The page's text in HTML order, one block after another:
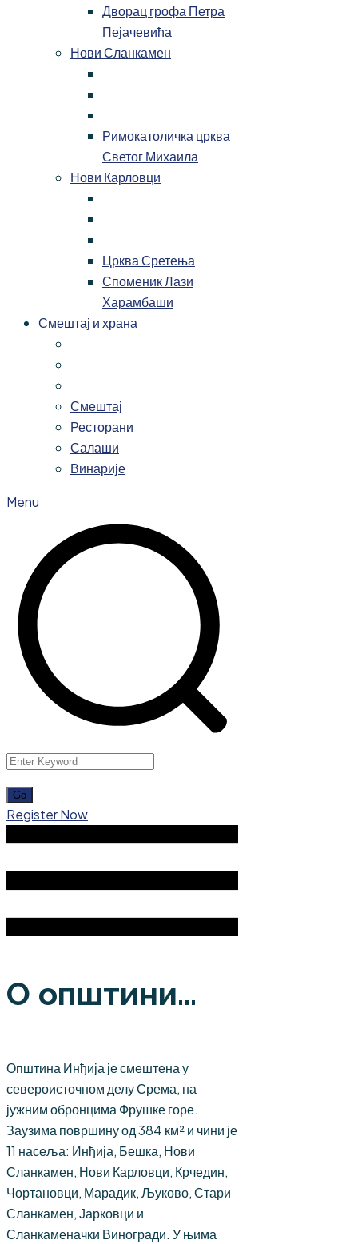
Дворац грофа Петра
Пејачевића
Нови Сланкамен
Римокатоличка црква
Светог Михаила
Нови Карловци
Црква Сретења
Споменик Лази
Харамбаши
Смештај и храна
Смештај
Ресторани
Салаши
Винарије
Menu
Register Now
О општини...
Општина Инђија је смештена у
североисточном делу Срема, на
јужним обронцима Фрушке горе.
Заузима површину од 384 км² и чини је
11 насеља: Инђија, Бешка, Нови
Сланкамен, Нови Карловци, Крчедин,
Чортановци, Марадик, Љуково, Стари
Сланкамен, Јарковци и
Сланкаменачки Виногради. У њима